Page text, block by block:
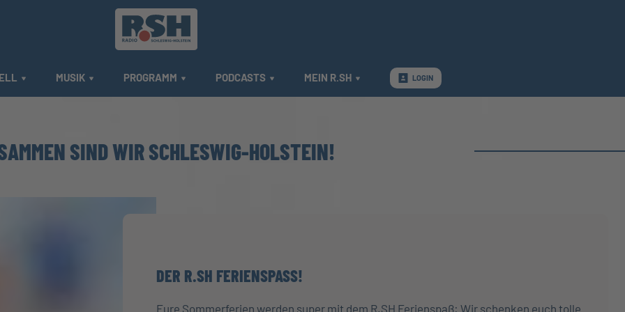
MUSIK PROGRAMM PODCASTS MEIN R.SH LOGIN
SIND WIR SCHLESWIG-HOLSTEIN!
DER R.SH FERIENSPASS!
Eure Sommerferien werden super mit dem R.SH Ferienspaß: Wir schenken euch tolle